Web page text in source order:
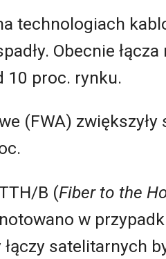
technologiach
Obecnie
10 proc. rynku.
(FWA) zwiększyły
B (Fiber to the
w
satelitarnych